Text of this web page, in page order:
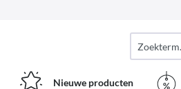
Nieuwe producten